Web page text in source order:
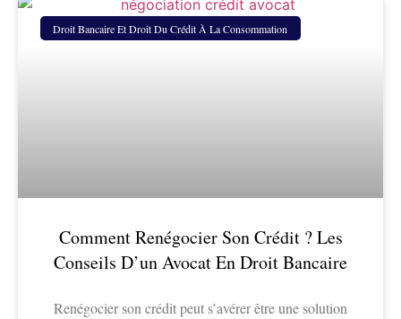
Droit Bancaire Et Droit Du Crédit À La Consommation
Comment Renégocier Son Crédit ? Les
Conseils D’un Avocat En Droit Bancaire
Renégocier son crédit peut s’avérer être une solution